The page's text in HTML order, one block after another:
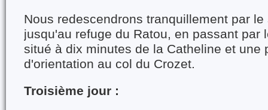
Nous redescendrons tranquillement par
jusqu'au refuge du Ratou, en passant par
situé à dix minutes de la Catheline et une
d'orientation au col du Crozet.
Troisième jour :